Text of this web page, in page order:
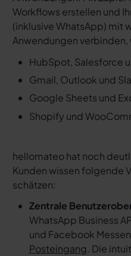
Workflows erstellen und
(inklusive WhatsApp) mit
Anwendungen verbinden,
HubSpot, Salesforce
Gmail, Outlook und
Google Sheets und
Shopify und
hellomateo hat noch
Kunden wissen folgende
schätzen:
Zentrale
WhatsApp Business
und Facebook
Posteingang. Die